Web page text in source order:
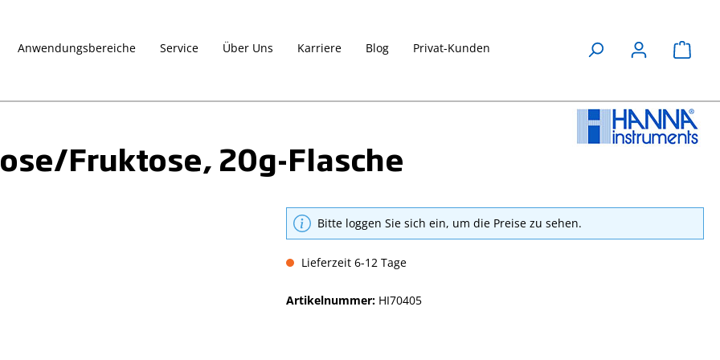
Anwendungsbereiche Service Über Uns Karriere Blog Privat-Kunden
Fruktose, 20g-Flasche
Bitte loggen Sie sich ein, um die Preise zu sehen.
Lieferzeit 6-12 Tage
Artikelnummer: HI70405